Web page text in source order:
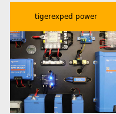
tigerexped power